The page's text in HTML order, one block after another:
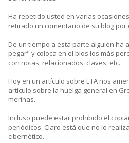
Ha repetido usted en varias
retirado un comentario de su blog
De un tiempo a esta parte alguien ha
pegar" y coloca en el blos los más
con notas, relacionados, claves, etc.
Hoy en un artículo sobre ETA nos
artículo sobre la huelga general en
merinas.
Incluso puede estar prohibido el
periódicos. Claro está que no lo
cibernético.